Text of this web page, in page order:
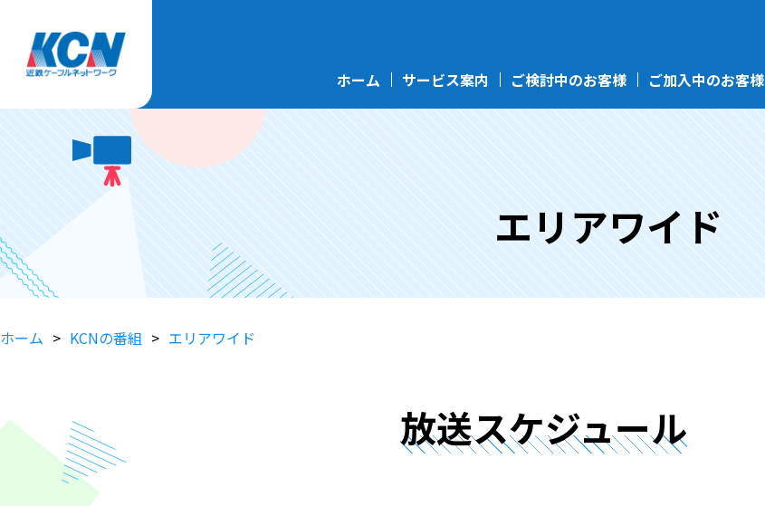
ホーム サービス案内 ご検討中のお客様 ご加入中のお客様
エリアワイド
ホーム KCNの番組 エリアワイド
放送スケジュール